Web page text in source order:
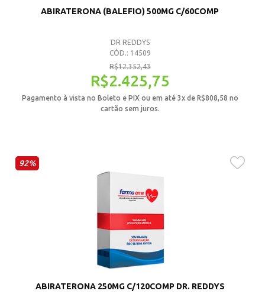
ABIRATERONA (BALEFIO) 500MG C/60COMP
DR REDDYS
CÓD.: 14509
R$12.352,43
R$2.425,75
Pagamento à vista no Boleto e PIX ou em até 3x de R$808,58 no
cartão sem juros.
92%
ABIRATERONA 250MG C/120COMP DR. REDDYS